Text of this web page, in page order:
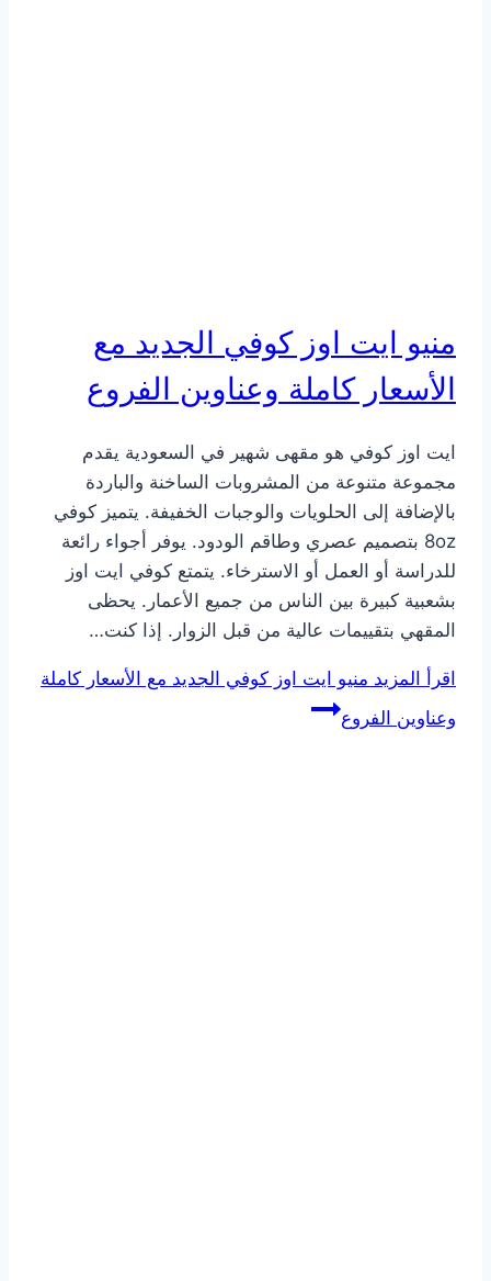
منيو ايت اوز كوفي الجديد مع
الأسعار كاملة وعناوين الفروع
ايت اوز كوفي هو مقهى شهير في السعودية يقدم
مجموعة متنوعة من المشروبات الساخنة والباردة
بالإضافة إلى الحلويات والوجبات الخفيفة. يتميز كوفي
8oz بتصميم عصري وطاقم الودود. يوفر أجواء رائعة
للدراسة أو العمل أو الاسترخاء. يتمتع كوفي ايت اوز
بشعبية كبيرة بين الناس من جميع الأعمار. يحظى
المقهي بتقييمات عالية من قبل الزوار. إذا كنت…
اقرأ المزيد منيو ايت اوز كوفي الجديد مع الأسعار كاملة
وعناوين الفروع